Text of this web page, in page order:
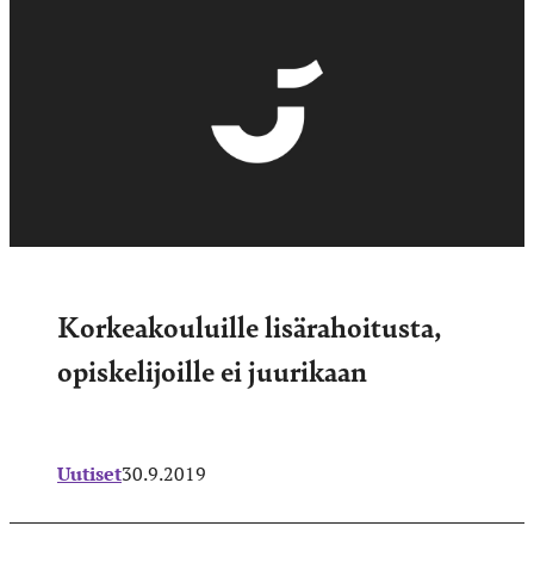
Korkeakouluille lisärahoitusta,
opiskelijoille ei juurikaan
Uutiset30.9.2019